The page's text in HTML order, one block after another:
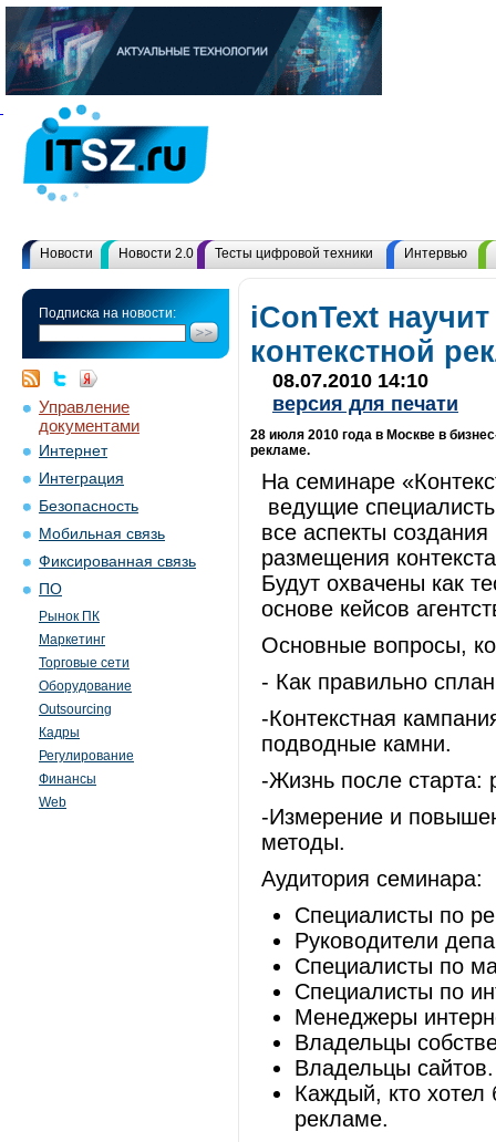
Новости Новости 2.0 Тесты цифровой техники Интервью
Подписка на новости:
Управление
документами
Интернет
Интеграция
Безопасность
Мобильная связь
Фиксированная связь
ПО
Рынок ПК
Маркетинг
Торговые сети
Оборудование
Outsourcing
Кадры
Регулирование
Финансы
Web
iConText
контекстной
08.07.2010 14:10
версия для печати
28 июля 2010 года в Москве в
рекламе.
На семинаре
ведущие
все аспекты
размещения
Будут охвачены как
основе кейсов
Основные вопросы,
- Как правильно
-Контекстная
подводные камни.
-Жизнь после старта:
-Измерение и
методы.
Аудитория семинара:
Специалисты по
Руководители
Специалисты по
Специалисты по
Менеджеры
Владельцы
Владельцы сайтов.
Каждый, кто хотел
рекламе.